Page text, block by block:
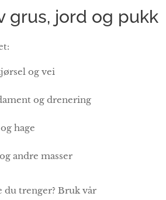
grus, jord og pukk
og vei
og drenering
hage
andre masser
du trenger? Bruk vår